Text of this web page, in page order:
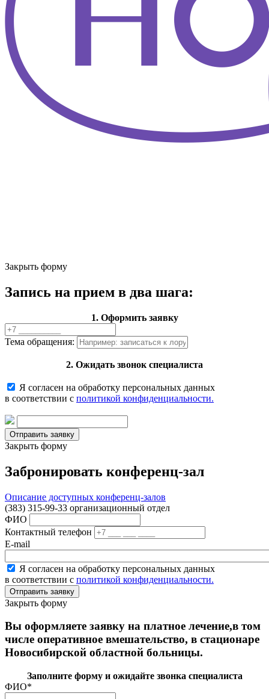
Закрыть форму
Запись на прием в два шага:
1. Оформить заявку
Тема обращения:
2. Ожидать звонок специалиста
Я согласен на обработку персональных данных
в соответствии с политикой конфиденциальности.
Закрыть форму
Забронировать конференц-зал
Описание доступных конференц-залов
(383) 315-99-33 организационный отдел
ФИО
Контактный телефон
E-mail
Я согласен на обработку персональных данных
в соответствии с политикой конфиденциальности.
Закрыть форму
Вы оформляете заявку на платное лечение,в том
числе оперативное вмешательство, в стационаре
Новосибирской областной больницы.
Заполните форму и ожидайте звонка специалиста
ФИО*